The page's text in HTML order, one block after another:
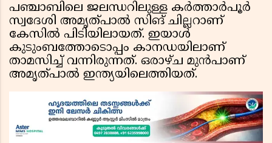
പഞ്ചാബിലെ ജലന്ധറിലുള്ള കർത്താർപൂർ
സ്വദേശി അമൃത്പാൽ സിങ് ചില്ലറാണ്
കേസിൽ പിടിയിലായത്. ഇയാൾ
കുടുംബത്തോടൊപ്പം കാനഡയിലാണ്
താമസിച്ച് വന്നിരുന്നത്. ഒരാഴ്ച മുൻപാണ്
അമൃത്പാൽ ഇന്ത്യയിലെത്തിയത്.